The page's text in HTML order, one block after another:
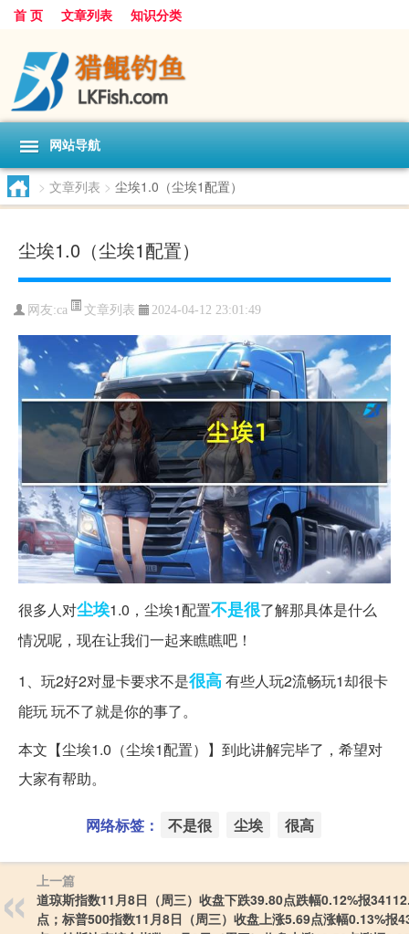
首 页 文章列表 知识分类
网站导航
> 文章列表 > 尘埃1.0（尘埃1配置）
尘埃1.0（尘埃1配置）
网友:ca 文章列表 2024-04-12 23:01:49
很多人对尘埃1.0，尘埃1配置不是很了解那具体是什么
情况呢，现在让我们一起来瞧瞧吧！
1、玩2好2对显卡要求不是很高有些人玩2流畅玩1却很卡
能玩 玩不了就是你的事了。
本文【尘埃1.0（尘埃1配置）】到此讲解完毕了，希望对
大家有帮助。
网络标签： 不是很 尘埃 很高
上一篇
道琼斯指数11月8日（周三）收盘下跌39.80点跌幅0.12%报
点；标普500指数11月8日（周三）收盘上涨5.69点涨幅0.13%报